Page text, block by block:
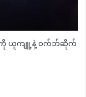
တွေကို ယူကျူ့နဲ့ ဝက်ဘ်ဆိုက်